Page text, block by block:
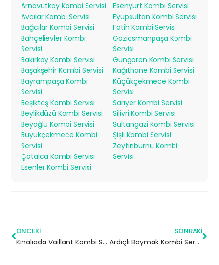
Arnavutköy Kombi Servisi
Avcılar Kombi Servisi
Bağcılar Kombi Servisi
Bahçelievler Kombi
Servisi
Bakırköy Kombi Servisi
Başakşehir Kombi Servisi
Bayrampaşa Kombi
Servisi
Beşiktaş Kombi Servisi
Beylikdüzü Kombi Servisi
Beyoğlu Kombi Servisi
Büyükçekmece Kombi
Servisi
Çatalca Kombi Servisi
Esenler Kombi Servisi
Esenyurt Kombi Servisi
Eyüpsultan Kombi Servisi
Fatih Kombi Servisi
Gaziosmanpaşa Kombi
Servisi
Güngören Kombi Servisi
Kağıthane Kombi Servisi
Küçükçekmece Kombi
Servisi
Sarıyer Kombi Servisi
Silivri Kombi Servisi
Sultangazi Kombi Servisi
Şişli Kombi Servisi
Zeytinburnu Kombi
Servisi
ÖNCEKI
Kınalıada Vaillant Kombi Servisi – Adalar Yetkili Servis
SONRAKI
Ardıçlı Baymak Kombi Servisi – Esenyurt Yetkili Servis